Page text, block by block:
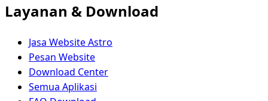
Layanan & Download
Jasa Website Astro
Pesan Website
Download Center
Semua Aplikasi